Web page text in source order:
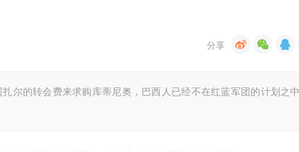
尔的转会费来求购库蒂尼奥，巴西人已经不在红蓝军团的计划之中